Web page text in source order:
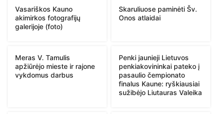
Vasariškos Kauno
akimirkos fotografijų
galerijoje (foto)
Skaruliuose paminėti Šv.
Onos atlaidai
Meras V. Tamulis
apžiūrėjo mieste ir rajone
vykdomus darbus
Penki jaunieji Lietuvos
penkiakovininkai pateko į
pasaulio čempionato
finalus Kaune: ryškiausiai
sužibėjo Liutauras Valeika